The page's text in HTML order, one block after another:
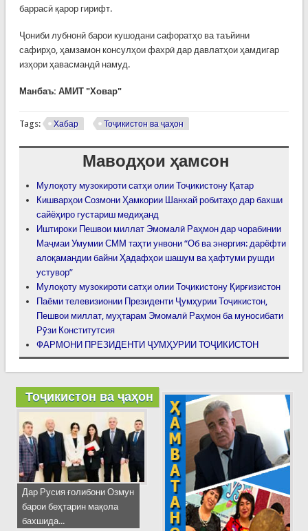
баррасӣ қарор гирифт.
Ҷониби лубнонӣ барои кушодани сафоратҳо ва таъйини
сафирҳо, ҳамзамон консулҳои фахрӣ дар давлатҳои ҳамдигар
изҳори ҳавасмандӣ намуд.
Манбаъ: АМИТ "Ховар"
Tags: Хабар Тоҷикистон ва ҷаҳон
Маводҳои ҳамсон
Мулоқоту музокироти сатҳи олии Тоҷикистону Қатар
Кишварҳои Созмони Ҳамкории Шанхай робитаҳо дар бахши
сайёҳиро густариш медиҳанд
Иштироки Пешвои миллат Эмомалӣ Раҳмон дар чорабинии
Маҷмаи Умумии СММ таҳти унвони “Об ва энергия: дарёфти
алоқамандии байни Ҳадафҳои шашум ва ҳафтуми рушди
устувор”
Мулоқоту музокироти сатҳи олии Тоҷикистону Қирғизистон
Паёми телевизионии Президенти Ҷумҳурии Тоҷикистон,
Пешвои миллат, муҳтарам Эмомалӣ Раҳмон ба муносибати
Рӯзи Конститутсия
ФАРМОНИ ПРЕЗИДЕНТИ ҶУМҲУРИИ ТОҶИКИСТОН
Тоҷикистон ва ҷаҳон
Дар Русия ғолибони Озмун
барои беҳтарин мақола
бахшида...